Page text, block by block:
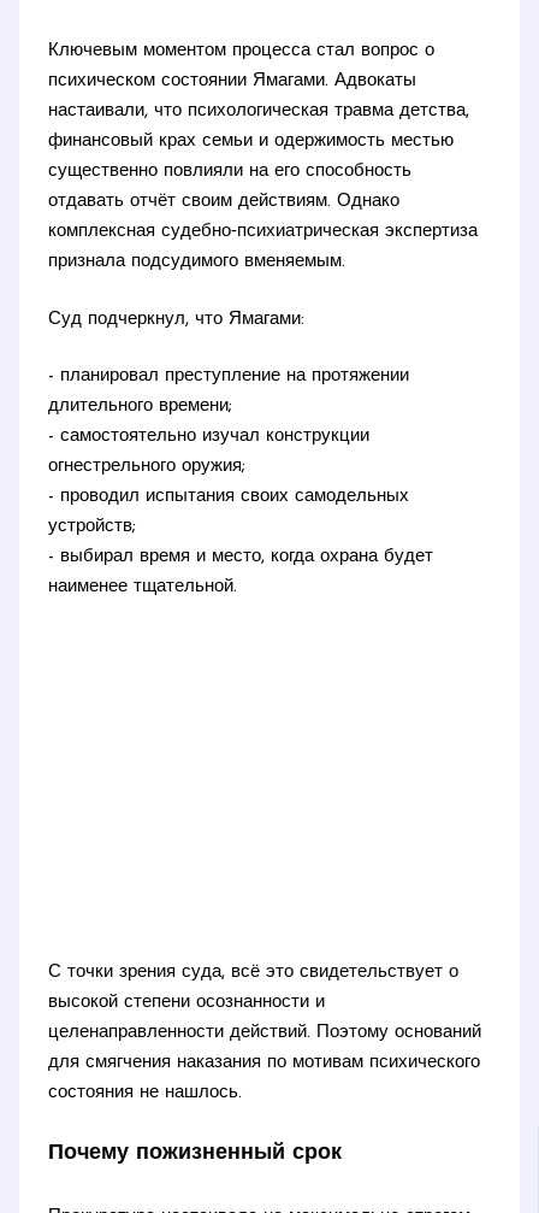
Ключевым моментом процесса стал вопрос о
психическом состоянии Ямагами. Адвокаты
настаивали, что психологическая травма детства,
финансовый крах семьи и одержимость местью
существенно повлияли на его способность
отдавать отчёт своим действиям. Однако
комплексная судебно‑психиатрическая экспертиза
признала подсудимого вменяемым.
Суд подчеркнул, что Ямагами:
- планировал преступление на протяжении
длительного времени;
- самостоятельно изучал конструкции
огнестрельного оружия;
- проводил испытания своих самодельных
устройств;
- выбирал время и место, когда охрана будет
наименее тщательной.
С точки зрения суда, всё это свидетельствует о
высокой степени осознанности и
целенаправленности действий. Поэтому оснований
для смягчения наказания по мотивам психического
состояния не нашлось.
Почему пожизненный срок